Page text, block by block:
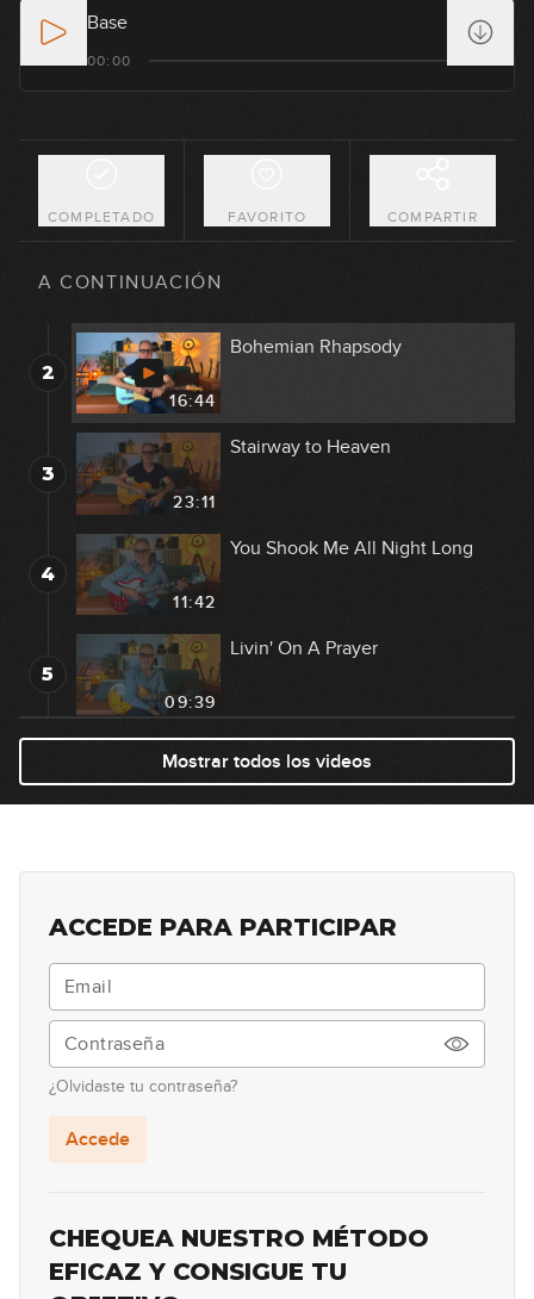
Base
00:00
COMPLETADO FAVORITO COMPARTIR
A CONTINUACIÓN
1
Comfortably Numb
2
16:44
Bohemian Rhapsody
3
23:11
Stairway to Heaven
4
11:42
You Shook Me All Night Long
5
09:39
Livin' On A Prayer
36:49
Highway Star
7
11
Still Got the Blues
Mostrar todos los videos
ACCEDE PARA PARTICIPAR
¿Olvidaste tu contraseña?
Accede
CHEQUEA NUESTRO MÉTODO
EFICAZ Y CONSIGUE TU